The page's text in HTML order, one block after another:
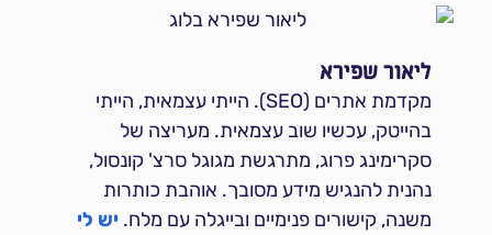
ליאור שפירא
מקדמת אתרים (SEO). הייתי עצמאית, הייתי
בהייטק, עכשיו שוב עצמאית. מעריצה של
סקרימינג פרוג, מתרגשת מגוגל סרצ' קונסול,
נהנית להנגיש מידע מסובך. אוהבת כותרות
משנה, קישורים פנימיים ובייגלה עם מלח. יש לי